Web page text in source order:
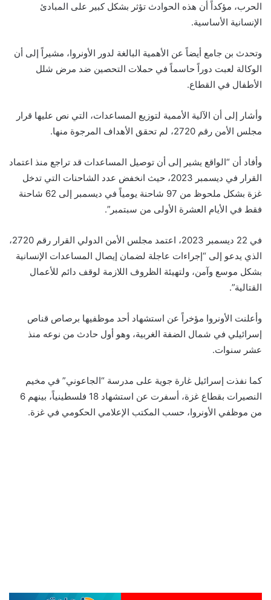
الحرب، مؤكداً أن هذه الحوادث تؤثر بشكل كبير على المبادئ
الإنسانية الأساسية.
وتحدث بن جامع أيضاً عن الأهمية البالغة لدور الأونروا، مشيراً إلى أن
الوكالة لعبت دوراً حاسماً في حملات التحصين ضد مرض شلل
الأطفال في القطاع.
وأشار إلى أن الآلية الأممية لتوزيع المساعدات، التي نص عليها قرار
مجلس الأمن رقم 2720، لم تحقق الأهداف المرجوة منها.
وأفاد أن “الواقع يشير إلى أن توصيل المساعدات قد تراجع منذ اعتماد
القرار في ديسمبر 2023، حيث انخفض عدد الشاحنات التي تدخل
غزة بشكل ملحوظ من 97 شاحنة يومياً في ديسمبر إلى 62 شاحنة
فقط في الأيام العشرة الأولى من سبتمبر”.
في 22 ديسمبر 2023، اعتمد مجلس الأمن الدولي القرار رقم 2720،
الذي يدعو إلى “إجراءات عاجلة لضمان إيصال المساعدات الإنسانية
بشكل موسع وآمن، ولتهيئة الظروف اللازمة لوقف دائم للأعمال
القتالية”.
وأعلنت الأونروا مؤخراً عن استشهاد أحد موظفيها برصاص قناص
إسرائيلي في شمال الضفة الغربية، وهو أول حادث من نوعه منذ
عشر سنوات.
كما نفذت إسرائيل غارة جوية على مدرسة “الجاعوني” في مخيم
النصيرات بقطاع غزة، أسفرت عن استشهاد 18 فلسطينياً، بينهم 6
من موظفي الأونروا، حسب المكتب الإعلامي الحكومي في غزة.